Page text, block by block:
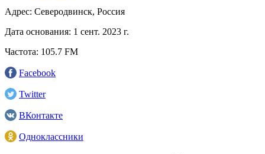
Адрес: Северодвинск, Россия
Дата основания: 1 сент. 2023 г.
Частота: 105.7 FM
Facebook
Twitter
ВКонтакте
Одноклассники